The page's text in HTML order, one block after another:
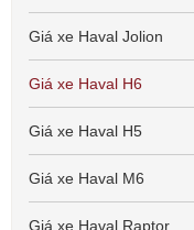
Giá xe Haval Jolion
Giá xe Haval H6
Giá xe Haval H5
Giá xe Haval M6
Giá xe Haval Raptor